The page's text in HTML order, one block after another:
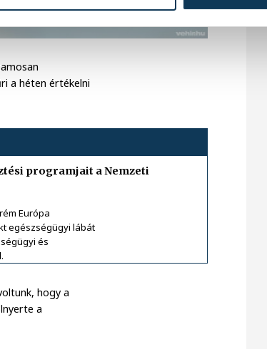
a héten értékelni
programjait a Nemzeti
Európa
egészségügyi lábát
és
hogy a
a